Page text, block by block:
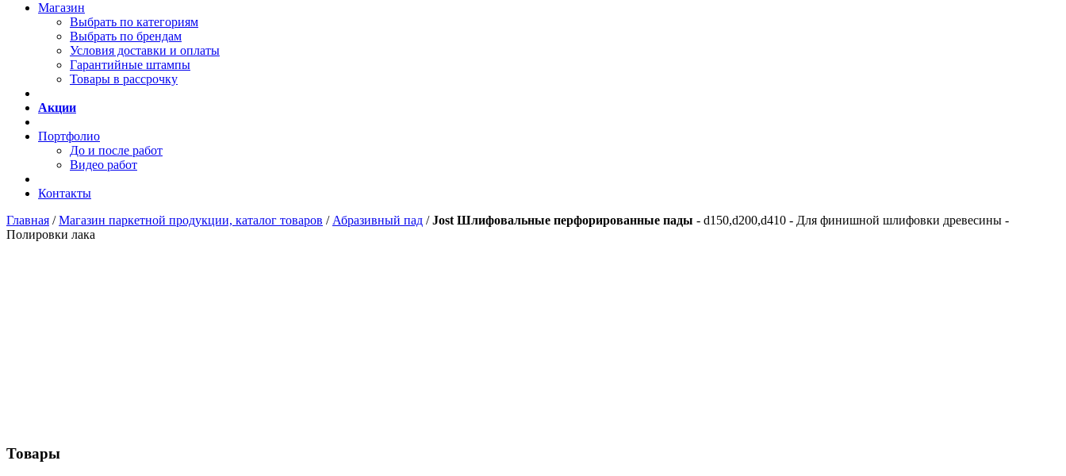
Магазин
Выбрать по категориям
Выбрать по брендам
Условия доставки и оплаты
Гарантийные штампы
Товары в рассрочку
Акции
Портфолио
До и после работ
Видео работ
Контакты
Главная /Магазин паркетной продукции, каталог товаров / Абразивный пад /Jost Шлифовальные перфорированные пады - d150,d200,d410 - Для финишной шлифовки древесины -
Полировки лака
Товары